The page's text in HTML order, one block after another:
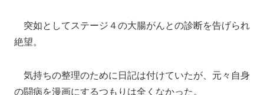
突如としてステージ４の大腸がんとの診断を告げられ
絶望。
気持ちの整理のために日記は付けていたが、元々自身
の闘病を漫画にするつもりは全くなかった。